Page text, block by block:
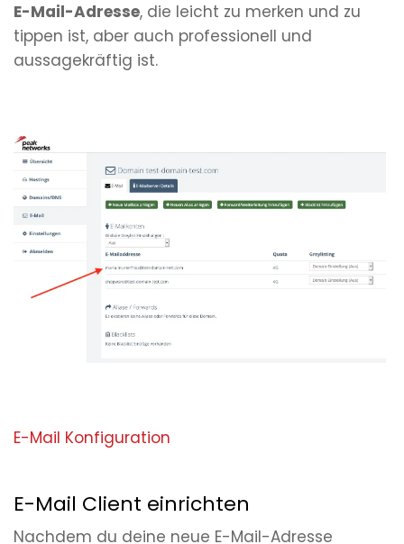
E-Mail-Adresse, die leicht zu merken und zu
tippen ist, aber auch professionell und
aussagekräftig ist.
E-Mail Konfiguration
E-Mail Client einrichten
Nachdem du deine neue E-Mail-Adresse